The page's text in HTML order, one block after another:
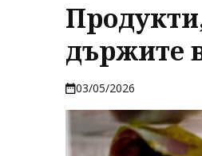
държите
03/05/2026